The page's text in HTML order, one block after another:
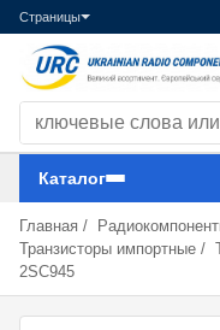
Страницы
Каталог
Главная /
Транзисторы импортные /
2SC945